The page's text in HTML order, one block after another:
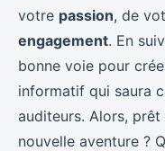
votre passion, de
engagement. En
bonne voie pour
informatif qui saura
auditeurs. Alors,
nouvelle aventure ?